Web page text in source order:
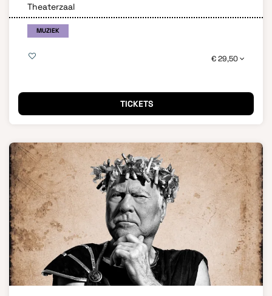
Theaterzaal
MUZIEK
€ 29,50
TICKETS